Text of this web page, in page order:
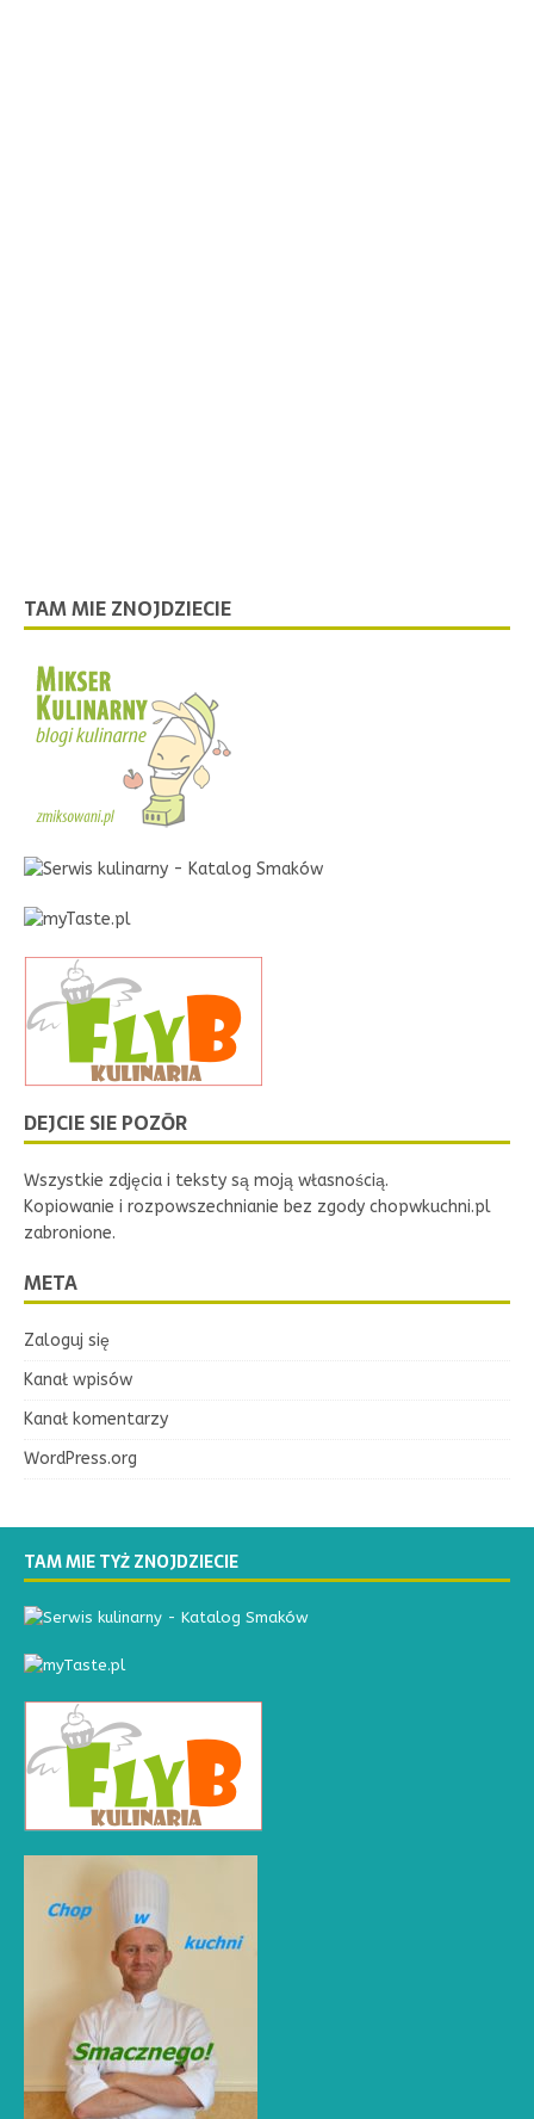
TAM MIE ZNOJDZIECIE
DEJCIE SIE POZŌR
Wszystkie zdjęcia i teksty są moją własnością.
Kopiowanie i rozpowszechnianie bez zgody chopwkuchni.pl
zabronione.
META
Zaloguj się
Kanał wpisów
Kanał komentarzy
WordPress.org
TAM MIE TYŻ ZNOJDZIECIE